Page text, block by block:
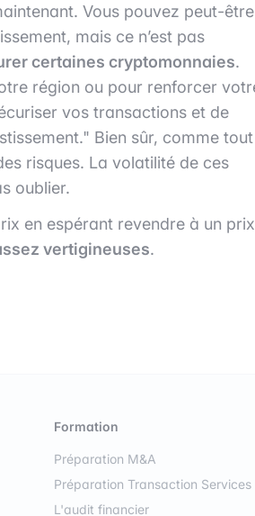
Vous pouvez peut-être
mais ce n’est pas
certaines cryptomonnaies.
région ou pour renforcer
vos transactions et de
Bien sûr, comme tout
risques. La volatilité de ces
oublier.
en espérant revendre à un prix
vertigineuses.
Formation
Préparation M&A
Préparation Transaction Services
L'audit financier